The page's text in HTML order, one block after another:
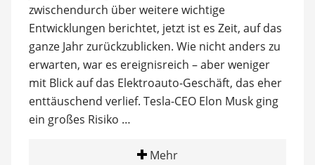
zwischendurch über weitere wichtige
Entwicklungen berichtet, jetzt ist es Zeit, auf das
ganze Jahr zurückzublicken. Wie nicht anders zu
erwarten, war es ereignisreich – aber weniger
mit Blick auf das Elektroauto-Geschäft, das eher
enttäuschend verlief. Tesla-CEO Elon Musk ging
ein großes Risiko …
Mehr